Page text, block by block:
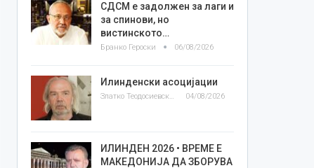
СДСМ е задолжен за лаги и
за спинови, но
вистинското…
Бранко Героски 06/08/2026
Илинденски асоцијации
Златко Теодосиевски 04/08/2026
ИЛИНДЕН 2026 • ВРЕМЕ Е
МАКЕДОНИЈА ДА ЗБОРУВА